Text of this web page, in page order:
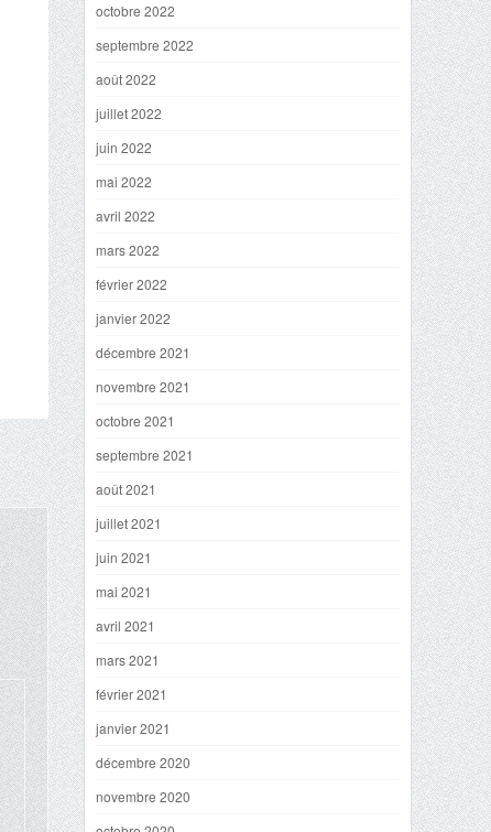
octobre 2022
septembre 2022
août 2022
juillet 2022
juin 2022
mai 2022
avril 2022
mars 2022
février 2022
janvier 2022
décembre 2021
novembre 2021
octobre 2021
septembre 2021
août 2021
juillet 2021
juin 2021
mai 2021
avril 2021
mars 2021
février 2021
janvier 2021
décembre 2020
novembre 2020